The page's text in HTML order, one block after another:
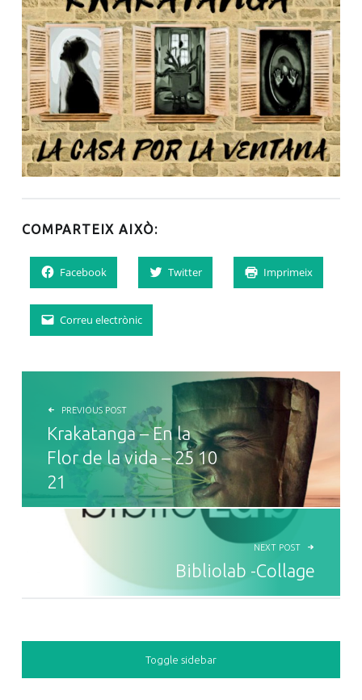
COMPARTEIX AIXÒ:
Facebook Twitter Imprimeix
Correu electrònic
NAVEGACIÓ D'ENTRADES
PREVIOUS POST
Krakatanga – En la
Flor de la vida – 25 10
21
NEXT POST
Bibliolab -Collage
SIDEBAR
Toggle sidebar